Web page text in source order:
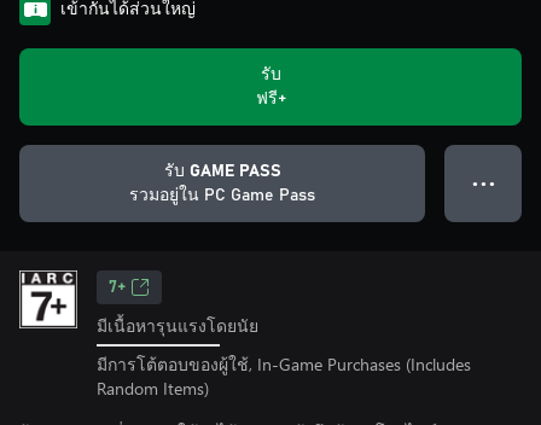
เข้ากันได้ส่วนใหญ่
รับ
ฟรี+
รับ GAME PASS
รวมอยู่ใน PC Game Pass
● ● ●
7+
มีเนื้อหารุนแรงโดยนัย
มีการโต้ตอบของผู้ใช้, In-Game Purchases (Includes
Random Items)